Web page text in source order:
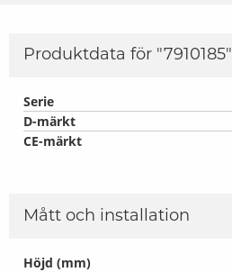
Produktdata för "7910185"
Serie
D-märkt
CE-märkt
Mått och installation
Höjd (mm)